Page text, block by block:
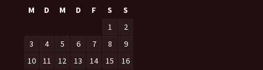
M
D M D F S
S
1
2
3
4 5 6 7 8
9
10
11 12 13 14 15 16